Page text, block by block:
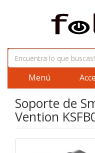
Menú
Soporte de
Vention